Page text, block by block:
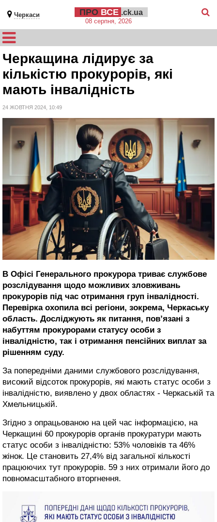
Черкаси ПРО ВСЕ .ck.ua
08 серпня, 2026
Черкащина лідирує за
кількістю прокурорів, які
мають інвалідність
24 ЖОВТНЯ 2024, 10:49
В Офісі Генерального прокурора триває службове
розслідування щодо можливих зловживань
прокурорів під час отримання груп інвалідності.
Перевірка охопила всі регіони, зокрема, Черкаську
область. Досліджують як питання, пов’язані з
набуттям прокурорами статусу особи з
інвалідністю, так і отримання пенсійних виплат за
рішенням суду.
За попередніми даними службового розслідування,
високий відсоток прокурорів, які мають статус особи з
інвалідністю, виявлено у двох областях - Черкаській та
Хмельницькій.
Згідно з опрацьованою на цей час інформацією, на
Черкащині 60 прокурорів органів прокуратури мають
статус особи з інвалідністю: 53% чоловіків та 46%
жінок. Це становить 27,4% від загальної кількості
працюючих тут прокурорів. 59 з них отримали його до
повномасштабного вторгнення.